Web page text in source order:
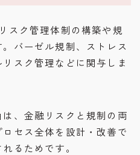
スク管理体制の構築や規
バーゼル規制、ストレス
スク管理などに関与しま
、金融リスクと規制の両
セス全体を設計・改善で
るためです。